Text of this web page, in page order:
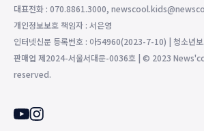
대표전화 : 070.8861.3000,
개인정보보호 책임자 : 서은영
인터넷신문 등록번호 : 아54960(2023-7-10) | 청소년
판매업 제2024-서울서대문-0036호 | © 2023
reserved.